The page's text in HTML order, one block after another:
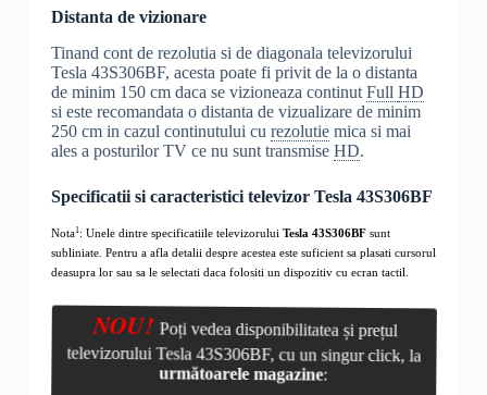
Distanta de vizionare
Tinand cont de rezolutia si de diagonala televizorului
Tesla 43S306BF, acesta poate fi privit de la o distanta
de minim 150 cm daca se vizioneaza continut Full HD
si este recomandata o distanta de vizualizare de minim
250 cm in cazul continutului cu rezolutiemica si mai
ales a posturilor TV ce nu sunt transmise HD.
Specificatii si caracteristici televizor Tesla 43S306BF
Nota1: Unele dintre specificatiile televizorului Tesla 43S306BFsunt
subliniate. Pentru a afla detalii despre acestea este suficient sa plasati cursorul
deasupra lor sau sa le selectati daca folositi un dispozitiv cu ecran tactil.
NOU! Poți vedea disponibilitatea și prețul
televizorului Tesla 43S306BF, cu un singur click, la
următoarele magazine: